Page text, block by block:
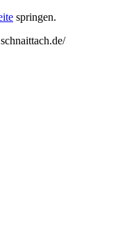
springen.